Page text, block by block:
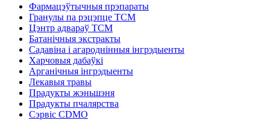
Фармацэўтычныя прэпараты
Гранулы па рэцэпце TCM
Цэнтр адвараў TCM
Батанічныя экстракты
Садавіна і агароднінныя інгрэдыенты
Харчовыя дабаўкі
Арганічныя інгрэдыенты
Лекавыя травы
Прадукты жэньшэня
Прадукты пчалярства
Сэрвіс CDMO